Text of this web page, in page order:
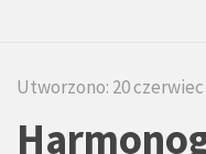
Utworzono: 20 czerwiec